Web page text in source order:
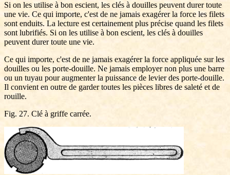
Si on les utilise à bon escient, les clés à douilles peuvent durer toute
une vie. Ce qui importe, c'est de ne jamais exagérer la force les filets
sont enduits. La lecture est certainement plus précise quand les filets
sont lubrifiés. Si on les utilise à bon escient, les clés à douilles
peuvent durer toute une vie.
Ce qui importe, c'est de ne jamais exagérer la force appliquée sur les
douilles ou les porte-douille. Ne jamais employer non plus une barre
ou un tuyau pour augmenter la puissance de levier des porte-douille.
Il convient en outre de garder toutes les pièces libres de saleté et de
rouille.
Fig. 27. Clé à griffe carrée.